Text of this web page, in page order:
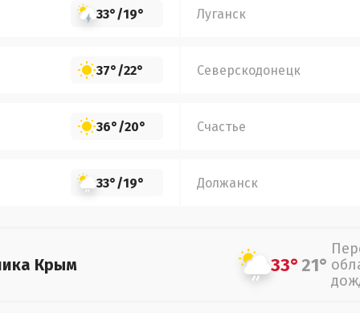
33°/19° Луганск
37°/22° Северскодонецк
36°/20° Счастье
33°/19° Должанск
Крым 33°21°